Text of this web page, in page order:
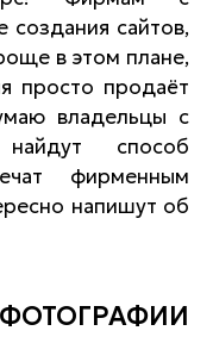
создания сайтов,
в этом плане,
просто продаёт
владельцы с
способ
фирменным
напишут об